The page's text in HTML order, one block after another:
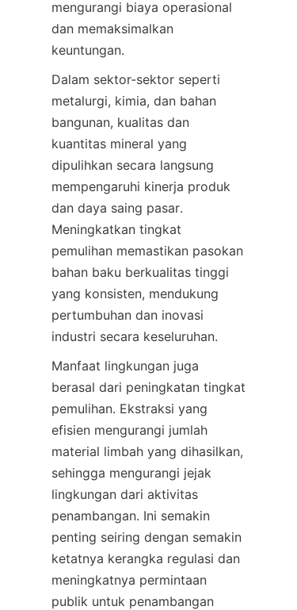
mengurangi biaya operasional
dan memaksimalkan
keuntungan.
Dalam sektor-sektor seperti
metalurgi, kimia, dan bahan
bangunan, kualitas dan
kuantitas mineral yang
dipulihkan secara langsung
mempengaruhi kinerja produk
dan daya saing pasar.
Meningkatkan tingkat
pemulihan memastikan pasokan
bahan baku berkualitas tinggi
yang konsisten, mendukung
pertumbuhan dan inovasi
industri secara keseluruhan.
Manfaat lingkungan juga
berasal dari peningkatan tingkat
pemulihan. Ekstraksi yang
efisien mengurangi jumlah
material limbah yang dihasilkan,
sehingga mengurangi jejak
lingkungan dari aktivitas
penambangan. Ini semakin
penting seiring dengan semakin
ketatnya kerangka regulasi dan
meningkatnya permintaan
publik untuk penambangan